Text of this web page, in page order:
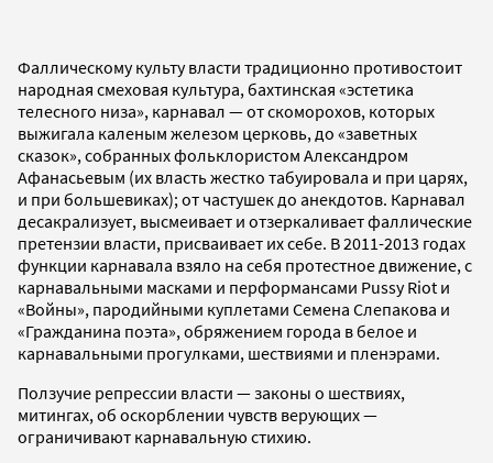
Фаллическому культу власти традиционно противостоит
народная смеховая культура, бахтинская «эстетика
телесного низа», карнавал — от скоморохов, которых
выжигала каленым железом церковь, до «заветных
сказок», собранных фольклористом Александром
Афанасьевым (их власть жестко табуировала и при царях,
и при большевиках); от частушек до анекдотов. Карнавал
десакрализует, высмеивает и отзеркаливает фаллические
претензии власти, присваивает их себе. В 2011-2013 годах
функции карнавала взяло на себя протестное движение, с
карнавальными масками и перформансами Pussy Riot и
«Войны», пародийными куплетами Семена Слепакова и
«Гражданина поэта», обряжением города в белое и
карнавальными прогулками, шествиями и пленэрами.
Ползучие репрессии власти — законы о шествиях,
митингах, об оскорблении чувств верующих —
ограничивают карнавальную стихию.